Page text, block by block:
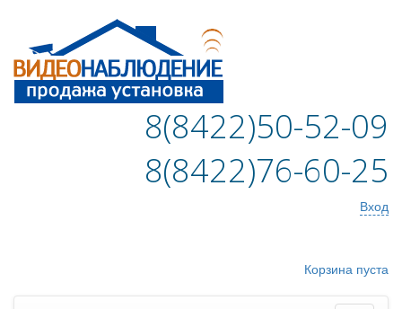
8(8422)50-52-09
8(8422)76-60-25
Вход
Корзина пуста